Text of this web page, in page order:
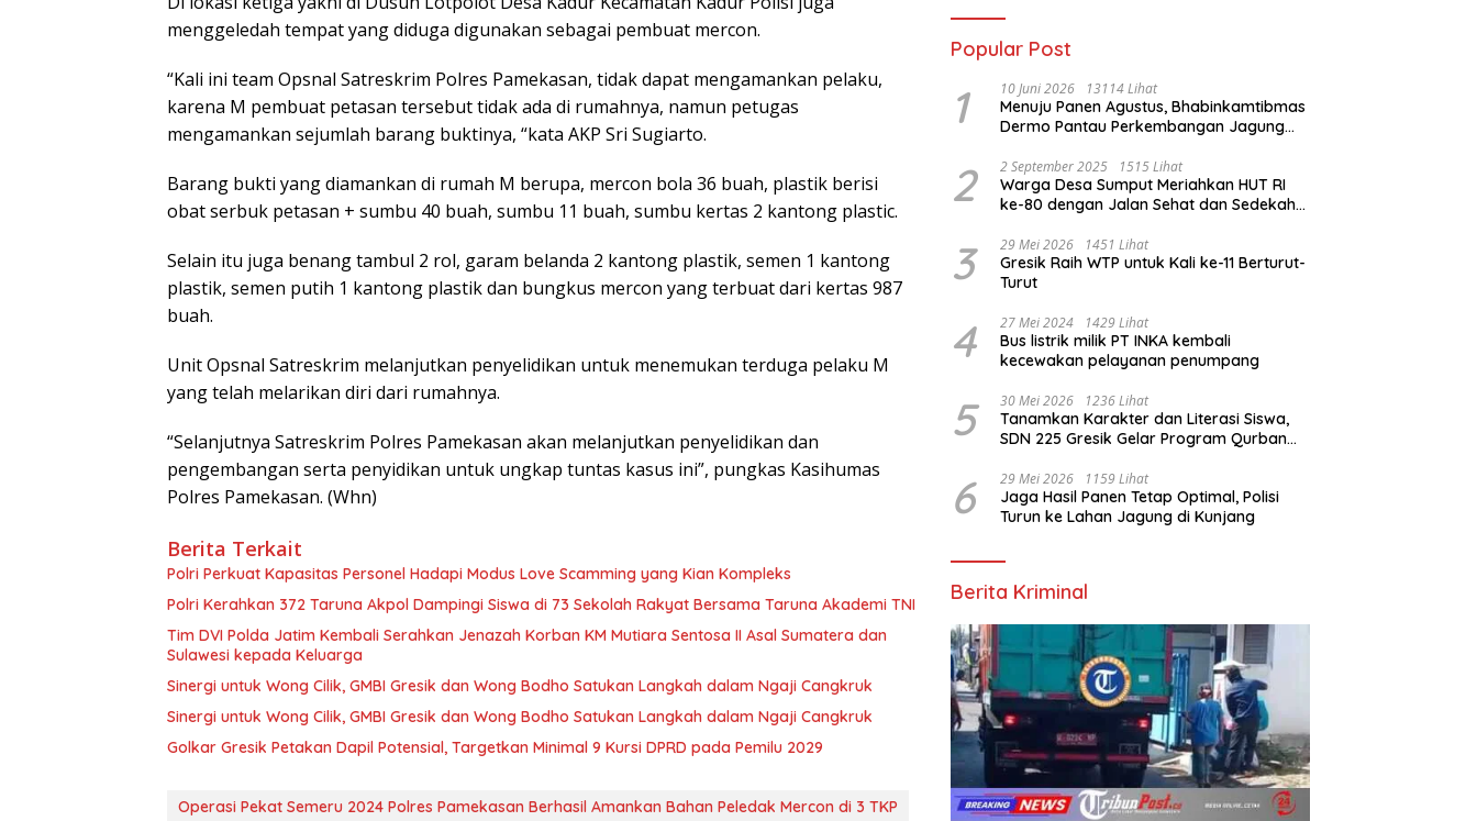
menggeledah tempat yang diduga digunakan sebagai pembuat mercon.
“Kali ini team Opsnal Satreskrim Polres Pamekasan, tidak dapat mengamankan pelaku,
karena M pembuat petasan tersebut tidak ada di rumahnya, namun petugas
mengamankan sejumlah barang buktinya, “kata AKP Sri Sugiarto.
Barang bukti yang diamankan di rumah M berupa, mercon bola 36 buah, plastik berisi
obat serbuk petasan + sumbu 40 buah, sumbu 11 buah, sumbu kertas 2 kantong plastic.
Selain itu juga benang tambul 2 rol, garam belanda 2 kantong plastik, semen 1 kantong
plastik, semen putih 1 kantong plastik dan bungkus mercon yang terbuat dari kertas 987
buah.
Unit Opsnal Satreskrim melanjutkan penyelidikan untuk menemukan terduga pelaku M
yang telah melarikan diri dari rumahnya.
“Selanjutnya Satreskrim Polres Pamekasan akan melanjutkan penyelidikan dan
pengembangan serta penyidikan untuk ungkap tuntas kasus ini”, pungkas Kasihumas
Polres Pamekasan. (Whn)
Berita Terkait
Polri Perkuat Kapasitas Personel Hadapi Modus Love Scamming yang Kian Kompleks
Polri Kerahkan 372 Taruna Akpol Dampingi Siswa di 73 Sekolah Rakyat Bersama Taruna Akademi TNI
Tim DVI Polda Jatim Kembali Serahkan Jenazah Korban KM Mutiara Sentosa II Asal Sumatera dan
Sulawesi kepada Keluarga
Sinergi untuk Wong Cilik, GMBI Gresik dan Wong Bodho Satukan Langkah dalam Ngaji Cangkruk
Sinergi untuk Wong Cilik, GMBI Gresik dan Wong Bodho Satukan Langkah dalam Ngaji Cangkruk
Golkar Gresik Petakan Dapil Potensial, Targetkan Minimal 9 Kursi DPRD pada Pemilu 2029
Operasi Pekat Semeru 2024 Polres Pamekasan Berhasil Amankan Bahan Peledak Mercon di 3 TKP
Jadikan Kesalahan
Membatalkan Hak
Popular Post
1 10 Juni 2026 13114 Lihat
Menuju Panen Agustus, Bhabinkamtibmas
Dermo Pantau Perkembangan Jagung
2 2 September 2025 1515 Lihat
Warga Desa Sumput Meriahkan HUT RI
ke-80 dengan Jalan Sehat dan Sedekah
3 29 Mei 2026 1451 Lihat
Gresik Raih WTP untuk Kali ke-11 Berturut-
Turut
4 27 Mei 2024 1429 Lihat
Bus listrik milik PT INKA kembali
kecewakan pelayanan penumpang
5 30 Mei 2026 1236 Lihat
Tanamkan Karakter dan Literasi Siswa,
SDN 225 Gresik Gelar Program Qurban
6 29 Mei 2026 1159 Lihat
Jaga Hasil Panen Tetap Optimal, Polisi
Turun ke Lahan Jagung di Kunjang
Berita Kriminal